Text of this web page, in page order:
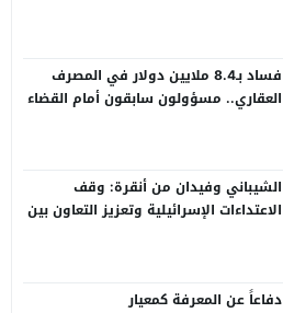
فساد بـ8.4 ملايين دولار في المصرف
العقاري.. مسؤولون سابقون أمام القضاء
الشيباني وفيدان من أنقرة: وقف
الاعتداءات الإسرائيلية وتعزيز التعاون بين
دفاعاً عن المعرفة كمعيار